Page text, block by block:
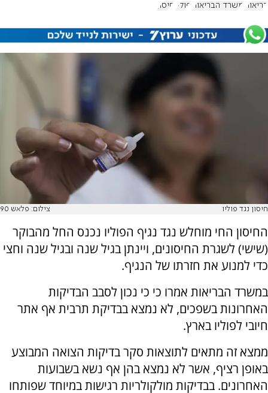
בריאות משרד הבריאות פוליו חיסון
חיסון נגד פוליו צילום: פלאש 90
החיסון החי מוחלש נגד נגיף הפוליו נכנס החל מהבוקר
(שישי) לשגרת החיסונים, ויינתן בגיל שנה ובגיל שנה וחצי
כדי למנוע את חזרתו של הנגיף.
במשרד הבריאות אמרו כי כי נכון לסבב הבדיקות
האחרונות בשפכים, לא נמצא בבדיקת תרבית אף אתר
חיובי לפוליו בארץ.
ממצא זה מתאים לתוצאות סקר בדיקות הצואה המבוצע
באופן רציף, אשר לא נמצא בהן אף נשא בשבועות
האחרונים. בבדיקות מולקולריות רגישות במיוחד שפותחו